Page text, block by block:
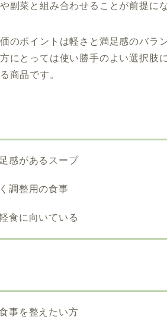
副菜と組み合わせることが前提に
のポイントは軽さと満足感のバラ
にとっては使い勝手のよい選択肢
商品です。
感があるスープ
調整用の食事
食に向いている
事を整えたい方